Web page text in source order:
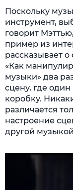
Поскольку
инструмент,
говорит
пример из
рассказывает
«Как
музыки» два
сцену, где
коробку.
различается
настроение
другой